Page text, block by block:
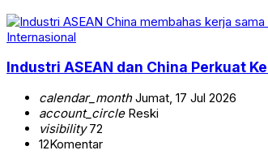
Internasional
Industri ASEAN dan China Perkuat
calendar_monthJumat, 17 Jul 2026
account_circleReski
visibility72
12Komentar